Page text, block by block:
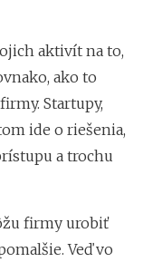
aktivít na to,
ako to
Startupy,
ide o riešenia,
a trochu
firmy urobiť
Veď vo